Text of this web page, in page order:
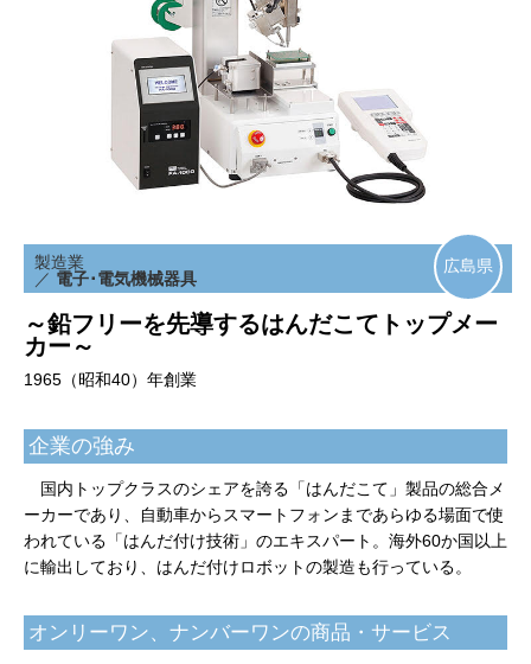
製造業
／ 電子･電気機械器具
広島県
～鉛フリーを先導するはんだこてトップメー
カー～
1965（昭和40）年創業
企業の強み
国内トップクラスのシェアを誇る「はんだこて」製品の総合メ
ーカーであり、自動車からスマートフォンまであらゆる場面で使
われている「はんだ付け技術」のエキスパート。海外60か国以上
に輸出しており、はんだ付けロボットの製造も行っている。
オンリーワン、ナンバーワンの商品・サービス